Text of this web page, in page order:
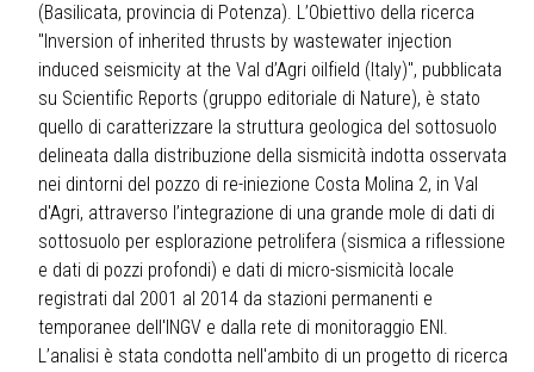
(Basilicata, provincia di Potenza). L’Obiettivo della ricerca
"Inversion of inherited thrusts by wastewater injection
induced seismicity at the Val d’Agri oilfield (Italy)", pubblicata
su Scientific Reports (gruppo editoriale di Nature), è stato
quello di caratterizzare la struttura geologica del sottosuolo
delineata dalla distribuzione della sismicità indotta osservata
nei dintorni del pozzo di re-iniezione Costa Molina 2, in Val
d'Agri, attraverso l’integrazione di una grande mole di dati di
sottosuolo per esplorazione petrolifera (sismica a riflessione
e dati di pozzi profondi) e dati di micro-sismicità locale
registrati dal 2001 al 2014 da stazioni permanenti e
temporanee dell'INGV e dalla rete di monitoraggio ENI.
L’analisi è stata condotta nell'ambito di un progetto di ricerca